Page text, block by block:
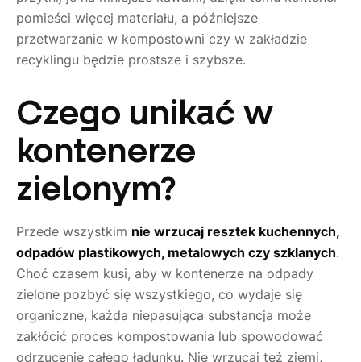
pomieści więcej materiału, a późniejsze
przetwarzanie w kompostowni czy w zakładzie
recyklingu będzie prostsze i szybsze.
Czego unikać w
kontenerze
zielonym?
Przede wszystkim nie wrzucaj resztek kuchennych,
odpadów plastikowych, metalowych czy szklanych.
Choć czasem kusi, aby w kontenerze na odpady
zielone pozbyć się wszystkiego, co wydaje się
organiczne, każda niepasująca substancja może
zakłócić proces kompostowania lub spowodować
odrzucenie całego ładunku. Nie wrzucaj też ziemi,